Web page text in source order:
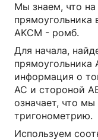
Мы знаем, что
прямоугольника
AKСM - ромб.
Для начала,
прямоугольника
информация о
АС и стороной
означает, что
тригонометрию.
Используем